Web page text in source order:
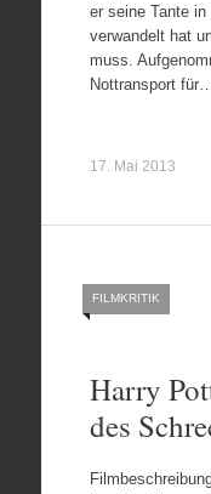
er seine Tante
verwandelt hat
muss.
Nottransport für…
17. Mai 2013
FILMKRITIK
Harry
des